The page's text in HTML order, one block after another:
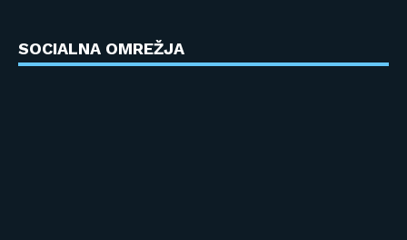
SOCIALNA OMREŽJA